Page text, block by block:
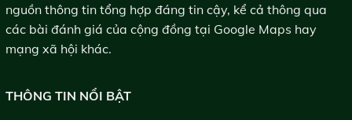
nguồn thông tin tổng hợp đáng tin cậy, kể cả thông qua
các bài đánh giá của cộng đồng tại Google Maps hay
mạng xã hội khác.
THÔNG TIN NỔI BẬT